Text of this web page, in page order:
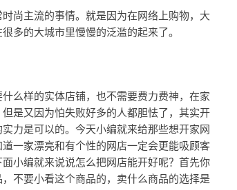
尚主流的事情。就是因为在网络上购物，大
多的大城市里慢慢的泛滥的起来了。
么样的实体店铺，也不需要费力费神，在家
是又因为怕失败好多的人都胆怯了，其实开
力是可以的。今天小编就来给那些想开家网
一家漂亮和有个性的网店一定会更能吸顾客
面小编就来说说怎么把网店能开好呢？首先你
不要小看这个商品的，卖什么商品的选择是